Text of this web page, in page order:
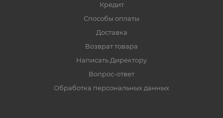
Кредит
Способы оплаты
Доставка
Возврат товара
Написать Директору
Вопрос-ответ
Обработка персональных данных